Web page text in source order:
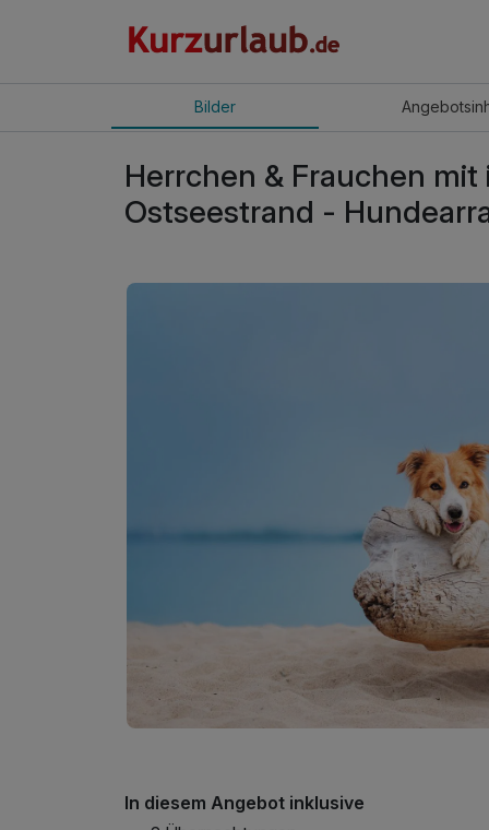
Bilder Angebot
Herrchen & Frauchen
Ostseestrand -
In diesem Angebot inklusive